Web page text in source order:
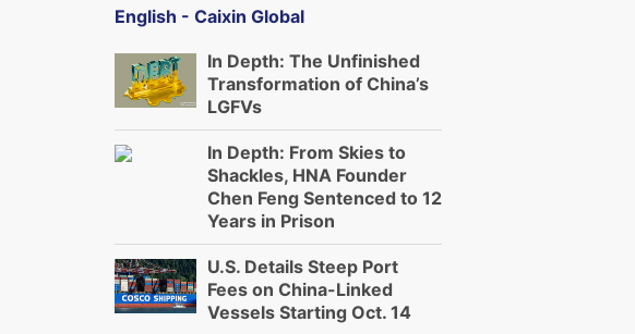
English - Caixin Global
In Depth: The Unfinished
Transformation of China’s
LGFVs
In Depth: From Skies to
Shackles, HNA Founder
Chen Feng Sentenced to 12
Years in Prison
U.S. Details Steep Port
Fees on China-Linked
Vessels Starting Oct. 14